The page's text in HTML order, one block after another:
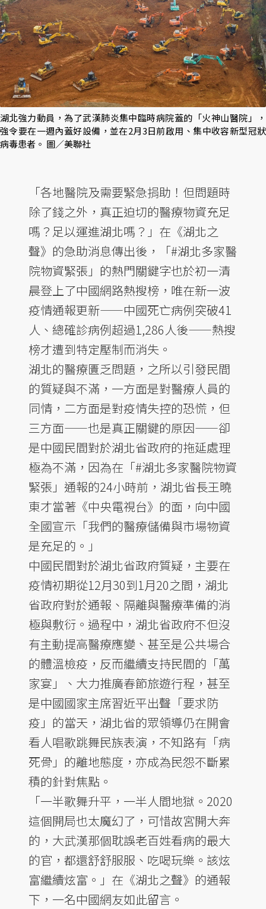
湖北強力動員，為了武漢肺炎集中臨時病院蓋的「火神山醫院」，
強令要在一週內蓋好設備，並在2月3日前啟用、集中收容新型冠狀
病毒患者。 圖／美聯社
「各地醫院及需要緊急捐助！但問題時
除了錢之外，真正迫切的醫療物資充足
嗎？足以運進湖北嗎？」在《湖北之
聲》的急助消息傳出後，「#湖北多家醫
院物資緊張」的熱門關鍵字也於初一清
晨登上了中國網路熱搜榜，唯在新一波
疫情通報更新——中國死亡病例突破41
人、總確診病例超過1,286人後——熱搜
榜才遭到特定壓制而消失。
湖北的醫療匱乏問題，之所以引發民間
的質疑與不滿，一方面是對醫療人員的
同情，二方面是對疫情失控的恐慌，但
三方面——也是真正關鍵的原因——卻
是中國民間對於湖北省政府的拖延處理
極為不滿，因為在「#湖北多家醫院物資
緊張」通報的24小時前，湖北省長王曉
東才當著《中央電視台》的面，向中國
全國宣示「我們的醫療儲備與市場物資
是充足的。」
中國民間對於湖北省政府質疑，主要在
疫情初期從12月30到1月20之間，湖北
省政府對於通報、隔離與醫療準備的消
極與敷衍。過程中，湖北省政府不但沒
有主動提高醫療應變、甚至是公共場合
的體溫檢疫，反而繼續支持民間的「萬
家宴」、大力推廣春節旅遊行程，甚至
是中國國家主席習近平出聲「要求防
疫」的當天，湖北省的眾領導仍在開會
看人唱歌跳舞民族表演，不知路有「病
死骨」的離地態度，亦成為民怨不斷累
積的針對焦點。
「一半歌舞升平，一半人間地獄。2020
這個開局也太魔幻了，可惜故宮開大奔
的，大武漢那個耽誤老百姓看病的最大
的官，都還舒舒服服、吃喝玩樂。該炫
富繼續炫富。」在《湖北之聲》的通報
下，一名中國網友如此留言。